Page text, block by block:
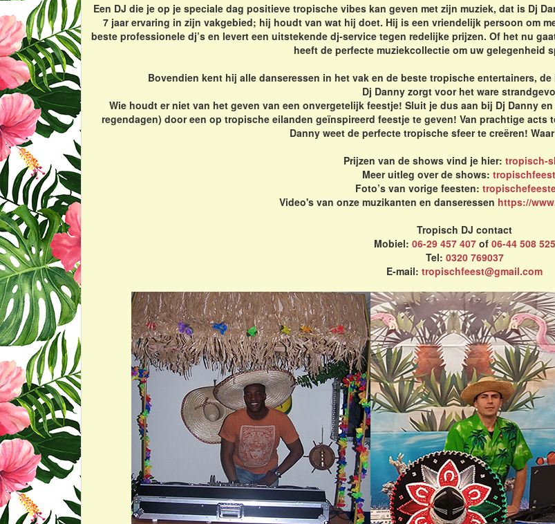
Een DJ die je op je speciale dag positieve tropische vibes kan geven met zijn muziek, dat is Dj
7 jaar ervaring in zijn vakgebied; hij houdt van wat hij doet. Hij is een vriendelijk persoon om
beste professionele dj’s en levert een uitstekende dj-service tegen redelijke prijzen. Of het nu
heeft de perfecte muziekcollectie om uw gelegenheid
Bovendien kent hij alle danseressen in het vak en de beste tropische entertainers,
Dj Danny zorgt voor het ware
Wie houdt er niet van het geven van een onvergetelijk feestje! Sluit je dus aan bij Dj Danny
regendagen) door een op tropische eilanden geïnspireerd feestje te geven! Van prachtige acts
Danny weet de perfecte tropische sfeer te creëren!
Prijzen van de shows vind je hier: tropisch-
Meer uitleg over de shows:
Foto’s van vorige feesten:
Video's van onze muzikanten en danseressen https://
Tropisch DJ contact
Mobiel: 06-29 457 407of 06-44 508 525
Tel: 0320 769037
E-mail: tropischfeest@gmail.com